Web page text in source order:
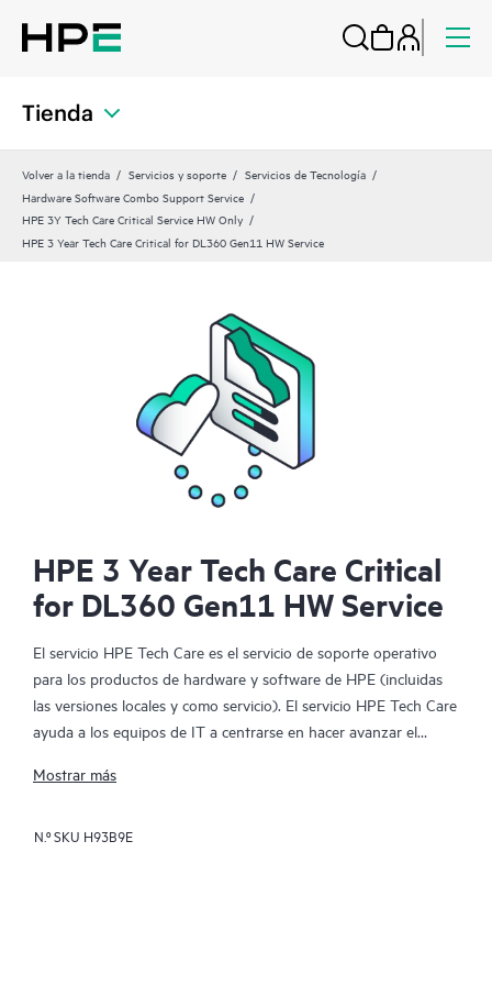
Tienda
Volver a la tienda Servicios y soporte
Servicios de Tecnología
Hardware Software Combo Support Service
HPE 3Y Tech Care Critical Service HW Only
HPE 3 Year Tech Care Critical for DL360 Gen11 HW Service
HPE 3 Year Tech Care Critical
for DL360 Gen11 HW Service
El servicio HPE Tech Care es el servicio de soporte operativo
para los productos de hardware y software de HPE (incluidas
las versiones locales y como servicio). El servicio HPE Tech Care
ayuda a los equipos de IT a centrarse en hacer avanzar el
las cosas, en lugar de tener que dedicarse tan solo a reaccionar
Mostrar más
N.º SKU H93B9E